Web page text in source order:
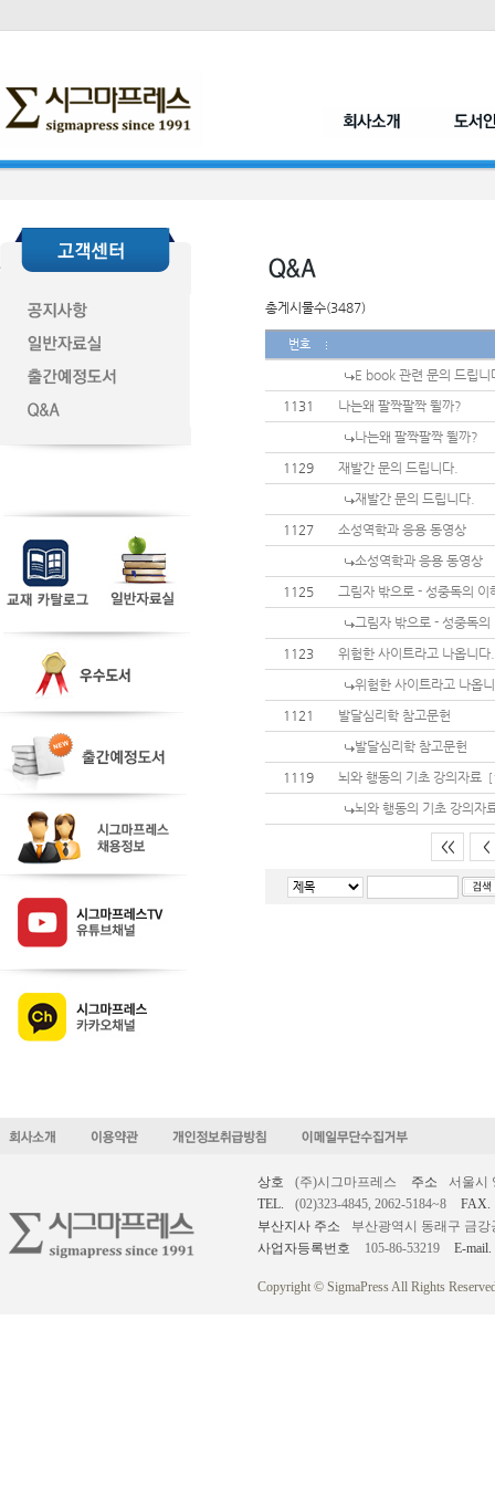
총게시물수(3487)
번호
E book 관련 문의 드립니
1131
나는왜 팔짝팔짝 뛸까?
나는왜 팔짝팔짝 뛸까?
1129
재발간 문의 드립니다.
재발간 문의 드립니다.
1127
소성역학과 응용 동영상
소성역학과 응용 동영상
1125
그림자 밖으로 - 성중독의
그림자 밖으로 - 성중독
1123
위험한 사이트라고 나옵니다.
위험한 사이트라고 나옵
1121
발달심리학 참고문헌
발달심리학 참고문헌
1119
뇌와 행동의 기초 강의자료
뇌와 행동의 기초 강의자
<< <
상호 (주)시그마프레스 주소
서울시
TEL.
(02)323-4845, 2062-5184~8
FAX.
부산지사 주소
부산광역시 동래구 금강
사업자등록번호
105-86-53219 E-mail.
Copyright © SigmaPress All Rights